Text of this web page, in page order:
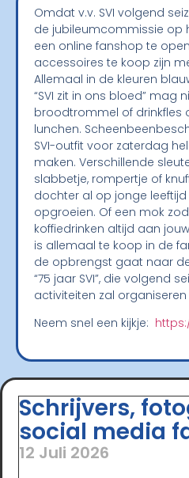
Omdat v.v. SVI volgend
de jubileumcommissie op
een online fanshop te
accessoires te koop zijn
Allemaal in de kleuren
“SVI zit in ons bloed” mag
broodtrommel of drinkfles
lunchen.
SVI-outfit voor zaterdag
maken. Verschillende
slabbetje, rompertje of
dochter al op jonge leeftijd
opgroeien. Of een mok
koffiedrinken altijd aan
is allemaal te koop in de
de opbrengst gaat naar
“75 jaar SVI”, die volgend
activiteiten zal
Neem snel een kijkje:
Schrijvers,
social media
12 Juli 2026